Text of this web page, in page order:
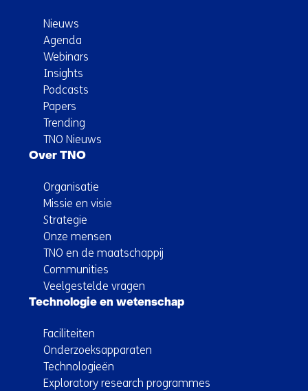
Nieuws
Agenda
Webinars
Insights
Podcasts
Papers
Trending
TNO Nieuws
Over TNO
Organisatie
Missie en visie
Strategie
Onze mensen
TNO en de maatschappij
Communities
Veelgestelde vragen
Technologie en wetenschap
Faciliteiten
Onderzoeksapparaten
Technologieën
Exploratory research programmes